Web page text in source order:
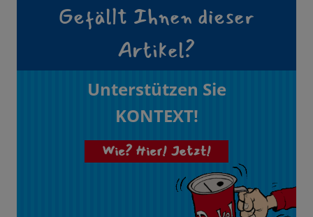
Gefällt Ihnen dieser
Artikel?
Unterstützen Sie
KONTEXT!
Wie? Hier! Jetzt!